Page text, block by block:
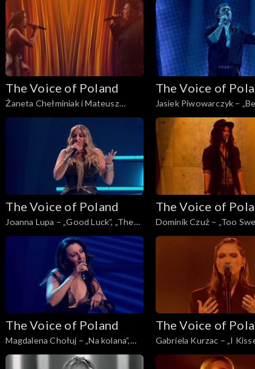
listopada 2025
The Voice of Poland
Żaneta Chełminiak i Mateusz
Włodarczyk – „Beneath Your
Beautiful”, „The Voice of Poland”,
Live 2, 15 listopada 2025
The Voice of
Jasiek Piwowarczyk –
Things”, „The Voice of
2, 15 listopada 2025
The Voice of Poland
Joanna Lupa – „Good Luck”, „The
Voice of Poland”, Live 2, 15
listopada 2025
The Voice of
Dominik Czuż – „Too
Voice of Poland”, Live 2,
The Voice of Poland
Magdalena Chołuj – „Na kolana”,
„The Voice of Poland”, Live 1, 8
listopada 2025
The Voice of
Gabriela Kurzac – „I
„The Voice of Poland”,
listopada 2025